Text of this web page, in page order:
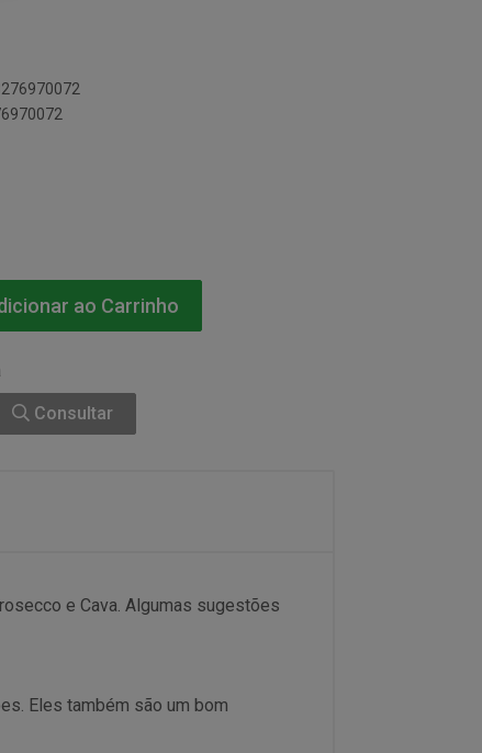
ao Carrinho
Consultar
e Cava. Algumas sugestões
Eles também são um bom